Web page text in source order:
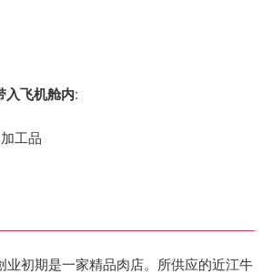
入飞机舱内:
工品
业初期是一家精品肉店。所供应的近江牛